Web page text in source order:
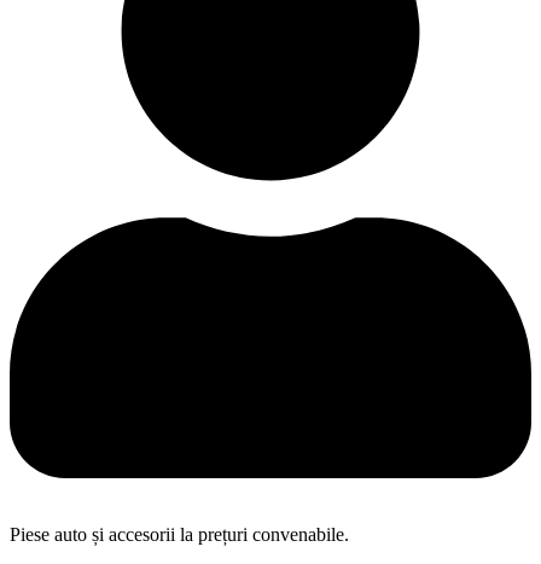
Piese auto și accesorii la prețuri convenabile.